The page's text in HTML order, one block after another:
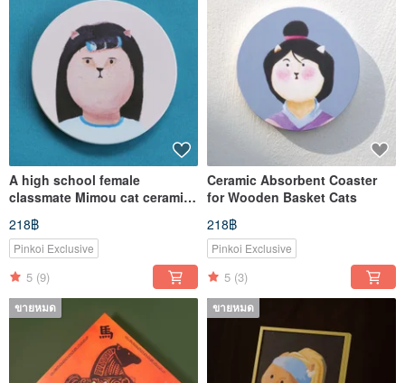
A high school female
classmate Mimou cat ceramic
absorbent coaster
218฿
Pinkoi Exclusive
5 (9)
Ceramic Absorbent Coaster
for Wooden Basket Cats
218฿
Pinkoi Exclusive
5 (3)
ขายหมด ขายหมด